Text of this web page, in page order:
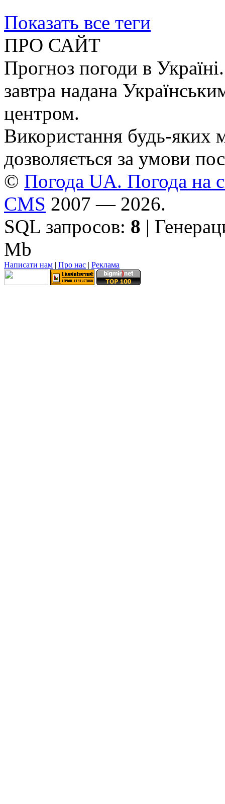
Показать все теги
ПРО САЙТ
Прогноз погоди в
завтра надана
центром.
Використання будь-яких
дозволяється за умови
© Погода UA. Погода на
CMS 2007 — 2026.
SQL запросов: 8 |
Mb
Написати нам | Про нас | Реклама